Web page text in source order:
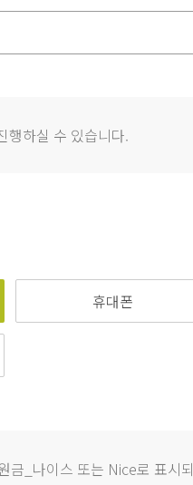
행하실 수 있습니다.
휴대폰
금_나이스 또는 Nice로 표시되